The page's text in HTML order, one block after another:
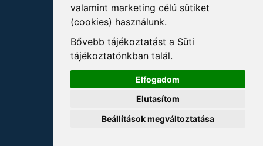
valamint marketing célú sütiket
(cookies) használunk.
Bővebb tájékoztatást a Süti
tájékoztatónkbantalál.
Elfogadom
Elutasítom
Beállítások megváltoztatása
KÖVESSEN MINKET!
ELÉRHETŐSÉGEK
+36 1 880 7600